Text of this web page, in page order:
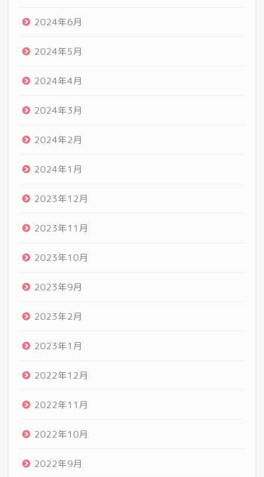
2024年6月
2024年5月
2024年4月
2024年3月
2024年2月
2024年1月
2023年12月
2023年11月
2023年10月
2023年9月
2023年2月
2023年1月
2022年12月
2022年11月
2022年10月
2022年9月